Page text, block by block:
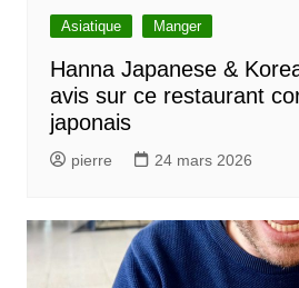
Asiatique Manger
Hanna Japanese &
avis sur ce restaurant
japonais
pierre 24 mars 2026